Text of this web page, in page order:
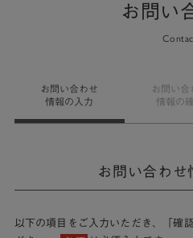
お問い
お問い合わせ
情報の入力
お問い合
情報の
お問い合わせ
以下の項目をご入力いただき、「確